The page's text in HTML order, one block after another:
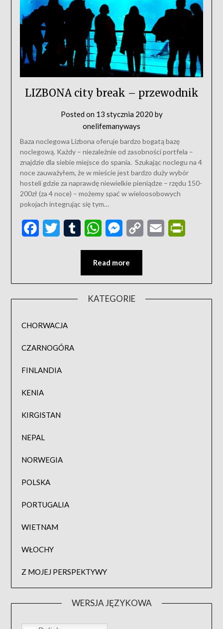
LIZBONA city break – przewodnik
Posted on 13 stycznia 2020 by
onelifemanyways
Baza noclegowa Lizbona oferuje bardzo bogatą bazę
noclegową. Każdy – niezależnie od zasobności portfela –
znajdzie dla siebie miejsce do spania. Szukając noclegu na 4
noce zauważyłem, że w mieście jest bardzo duży wybór
hosteli gdzie za naprawdę niewielkie pieniądze – rzędu 150-
200zł (za 4 noce) – możemy spać w wieloosobowych
pokojach integrując się tym…
FacebookTwitter Tumblr WhatsAppMessenger
Copy
Email
Read more
KATEGORIE
CHORWACJA
CZARNOGÓRA
FINLANDIA
KENIA
KIRGISTAN
NEPAL
NORWEGIA
POLSKA
PORTUGALIA
WIETNAM
WŁOCHY
Z MOJEJ PERSPEKTYWY
WERSJA JĘZYKOWA